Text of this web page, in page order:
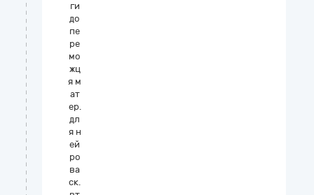
ги
до
пе
ре
мо
жц
я м
ат
ер.
дл
я н
ей
ро
ва
ск.